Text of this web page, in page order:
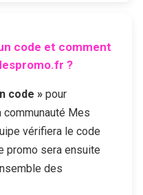
code et comment
?
code » pour
Mes
vérifiera le code
promo sera ensuite
des